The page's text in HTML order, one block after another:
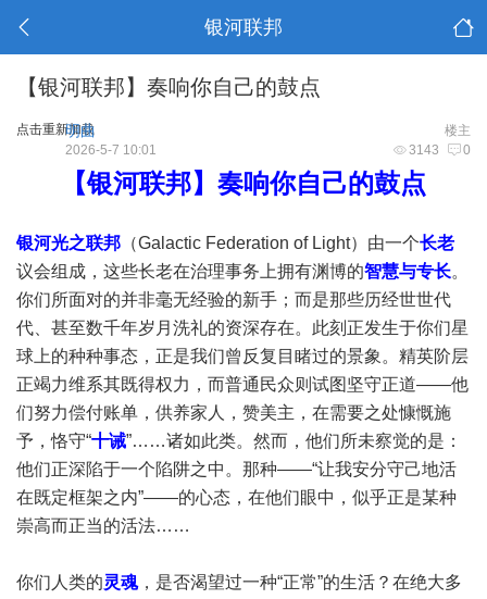
银河联邦
【银河联邦】奏响你自己的鼓点
点击重新加载 楼主
明曲
3143 0
2026-5-7 10:01
【银河联邦】奏响你自己的鼓点
银河光之联邦 （Galactic Federation of Light）由一个长老
议会组成，这些长老在治理事务上拥有渊博的智慧与专长。
你们所面对的并非毫无经验的新手；而是那些历经世世代
代、甚至数千年岁月洗礼的资深存在。此刻正发生于你们星
球上的种种事态，正是我们曾反复目睹过的景象。精英阶层
正竭力维系其既得权力，而普通民众则试图坚守正道——他
们努力偿付账单，供养家人，赞美主，在需要之处慷慨施
予，恪守“十诫”……诸如此类。然而，他们所未察觉的是：
他们正深陷于一个陷阱之中。那种——“让我安分守己地活
在既定框架之内”——的心态，在他们眼中，似乎正是某种
崇高而正当的活法……
你们人类的灵魂，是否渴望过一种“正常”的生活？在绝大多